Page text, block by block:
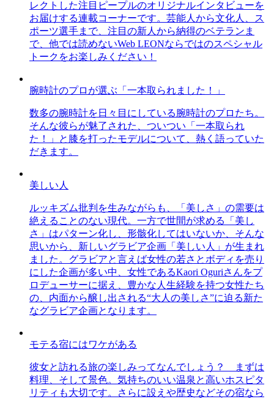
レクトした注目ピープルのオリジナルインタビューを
お届けする連載コーナーです。芸能人から文化人、ス
ポーツ選手まで、注目の新人から納得のベテランま
で、他では読めないWeb LEONならではのスペシャル
トークをお楽しみください！
腕時計のプロが選ぶ「一本取られました！」
数多の腕時計を日々目にしている腕時計のプロたち。
そんな彼らが魅了された、ついつい「一本取られ
た！」と膝を打ったモデルについて、熱く語っていた
だきます。
美しい人
ルッキズム批判を生みながらも、「美しさ」の需要は
絶えることのない現代。一方で世間が求める「美し
さ」はパターン化し、形骸化してはいないか、そんな
思いから、新しいグラビア企画「美しい人」が生まれ
ました。グラビアと言えば女性の若さとボディを売り
にした企画が多い中、女性であるKaori Oguriさんをプ
ロデューサーに据え、豊かな人生経験を持つ女性たち
の、内面から醸し出される“大人の美しさ”に迫る新た
なグラビア企画となります。
モテる宿にはワケがある
彼女と訪れる旅の楽しみってなんでしょう？ まずは
料理、そして景色。気持ちのいい温泉と高いホスピタ
リティも大切です。さらに設えや歴史などその宿なら